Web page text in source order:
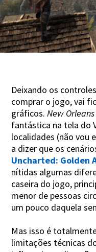
Deixando os
comprar o jogo, vai
gráficos.New Orleans
fantástica na tela do
localidades (não vou
a dizer que os
Uncharted: Golden
nítidas algumas
caseira do jogo,
menor de pessoas
um pouco daquela
Mas isso é
limitações técnicas